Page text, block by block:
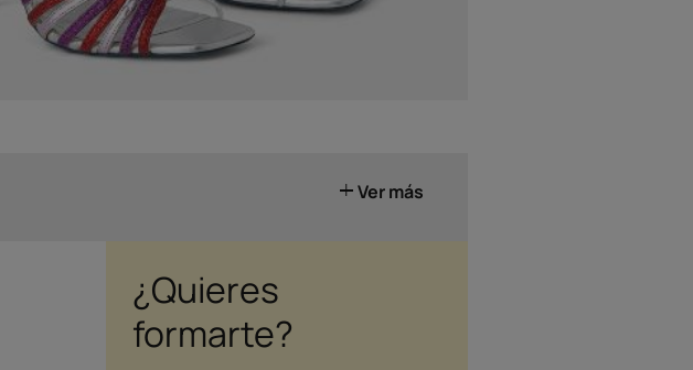
Ver más
¿Quieres
formarte?